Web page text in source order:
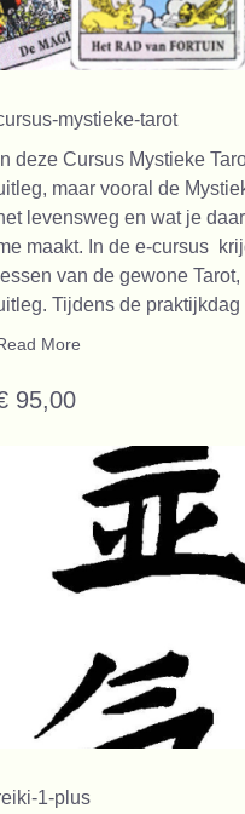
mystieke-tarot
deze Cursus Mystieke
maar vooral de
levensweg en wat je
maakt. In de e-cursus
van de gewone
Tijdens de
More
95,00
1-plus